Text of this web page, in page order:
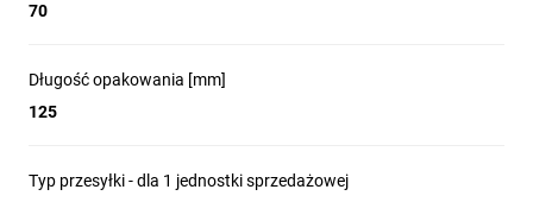
70
Długość opakowania [mm]
125
Typ przesyłki - dla 1 jednostki sprzedażowej